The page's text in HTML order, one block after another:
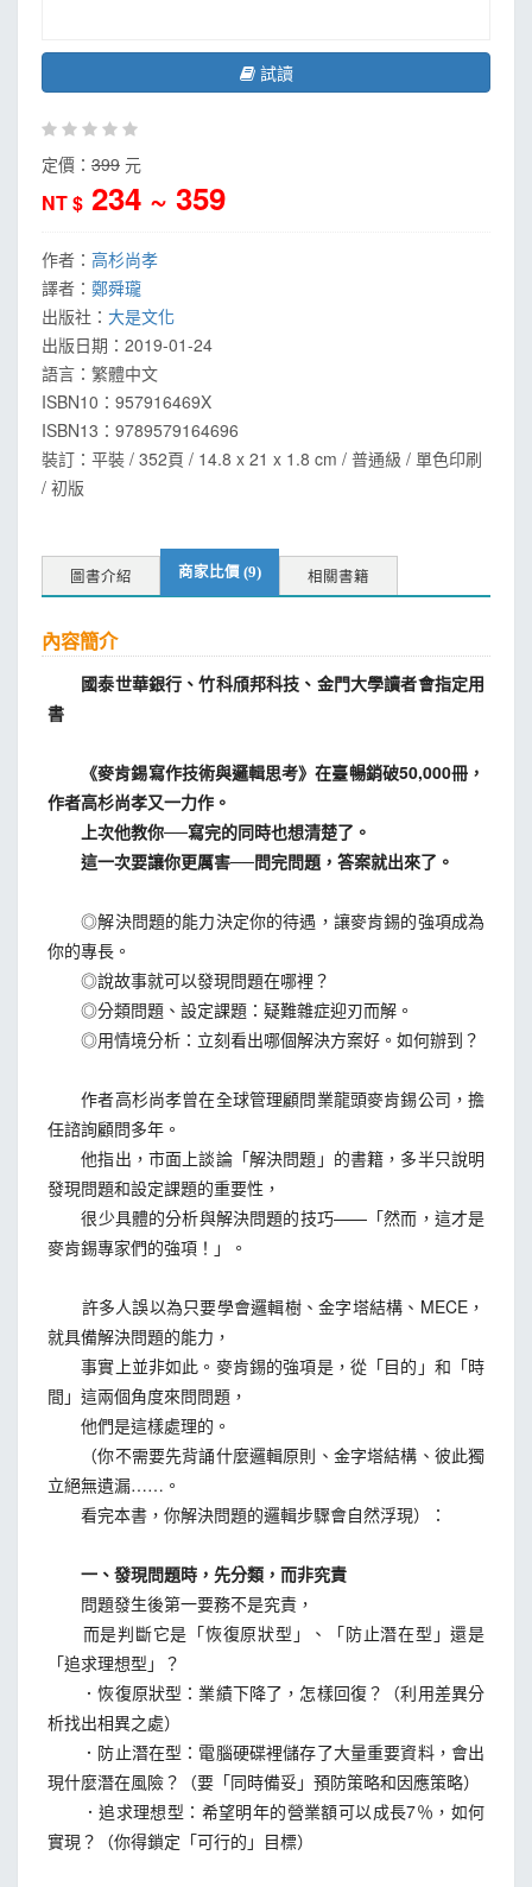
試讀
定價： 399 元
NT $ 234 ~ 359
作者： 高杉尚孝
譯者： 鄭舜瓏
出版社： 大是文化
出版日期： 2019-01-24
語言： 繁體中文
ISBN10：957916469X
ISBN13： 9789579164696
裝訂：平裝 / 352頁 / 14.8 x 21 x 1.8 cm / 普通級 / 單色印刷
/ 初版
圖書介紹 商家比價 (9) 相關書籍
內容簡介
國泰世華銀行、竹科頎邦科技、金門大學讀者會指定用
書
《麥肯錫寫作技術與邏輯思考》在臺暢銷破50,000冊，
作者高杉尚孝又一力作。
上次他教你──寫完的同時也想清楚了。
這一次要讓你更厲害──問完問題，答案就出來了。
◎解決問題的能力決定你的待遇，讓麥肯錫的強項成為
你的專長。
◎說故事就可以發現問題在哪裡？
◎分類問題、設定課題：疑難雜症迎刃而解。
◎用情境分析：立刻看出哪個解決方案好。如何辦到？
作者高杉尚孝曾在全球管理顧問業龍頭麥肯錫公司，擔
任諮詢顧問多年。
他指出，市面上談論「解決問題」的書籍，多半只說明
發現問題和設定課題的重要性，
很少具體的分析與解決問題的技巧——「然而，這才是
麥肯錫專家們的強項！」。
許多人誤以為只要學會邏輯樹、金字塔結構、MECE，
就具備解決問題的能力，
事實上並非如此。麥肯錫的強項是，從「目的」和「時
間」這兩個角度來問問題，
他們是這樣處理的。
（你不需要先背誦什麼邏輯原則、金字塔結構、彼此獨
立絕無遺漏……。
看完本書，你解決問題的邏輯步驟會自然浮現）：
一、發現問題時，先分類，而非究責
問題發生後第一要務不是究責，
而是判斷它是「恢復原狀型」、「防止潛在型」還是
「追求理想型」？
．恢復原狀型：業績下降了，怎樣回復？（利用差異分
析找出相異之處）
．防止潛在型：電腦硬碟裡儲存了大量重要資料，會出
現什麼潛在風險？（要「同時備妥」預防策略和因應策略）
．追求理想型：希望明年的營業額可以成長7％，如何
實現？（你得鎖定「可行的」目標）